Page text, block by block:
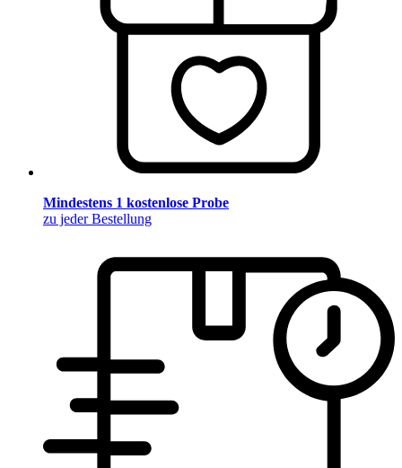
Mindestens 1 kostenlose Probe
zu jeder Bestellung